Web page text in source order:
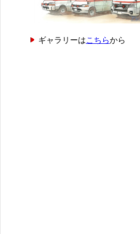
ギャラリーはこちらから